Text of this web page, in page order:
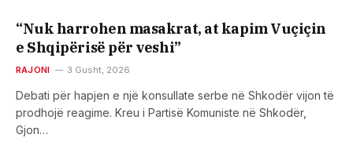
“Nuk harrohen masakrat, at kapim Vuçiçin
e Shqipërisë për veshi”
RAJONI 3 Gusht, 2026
Debati për hapjen e një konsullate serbe në Shkodër vijon të
prodhojë reagime. Kreu i Partisë Komuniste në Shkodër,
Gjon…